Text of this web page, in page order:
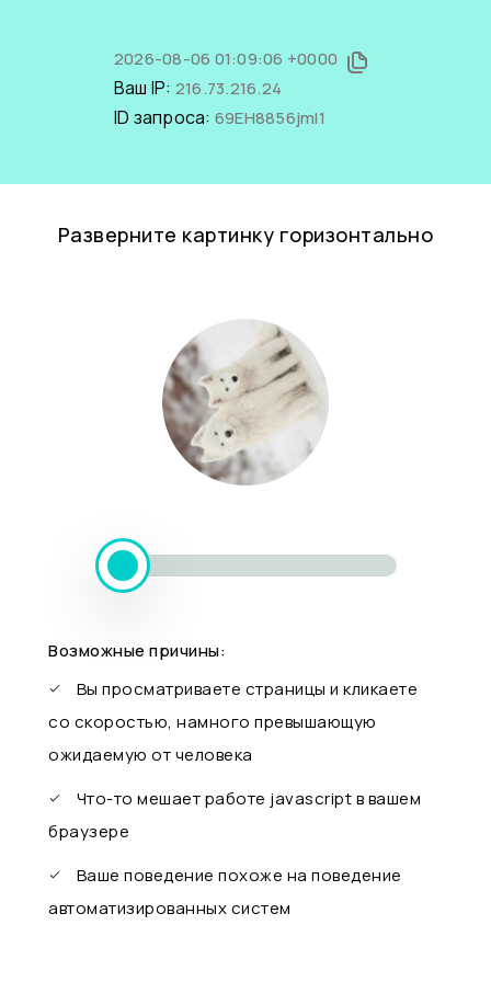
2026-08-06 01:09:06 +0000
Ваш IP: 216.73.216.24
ID запроса: 69EH8856jmI1
Разверните картинку горизонтально
Возможные причины:
Вы просматриваете страницы и кликаете
со скоростью, намного превышающую
ожидаемую от человека
Что-то мешает работе javascript в вашем
браузере
Ваше поведение похоже на поведение
автоматизированных систем